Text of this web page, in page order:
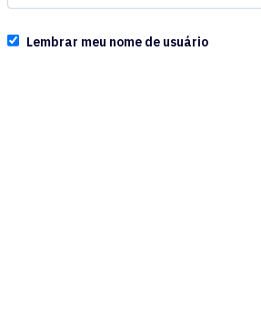
Lembrar meu nome de usuário